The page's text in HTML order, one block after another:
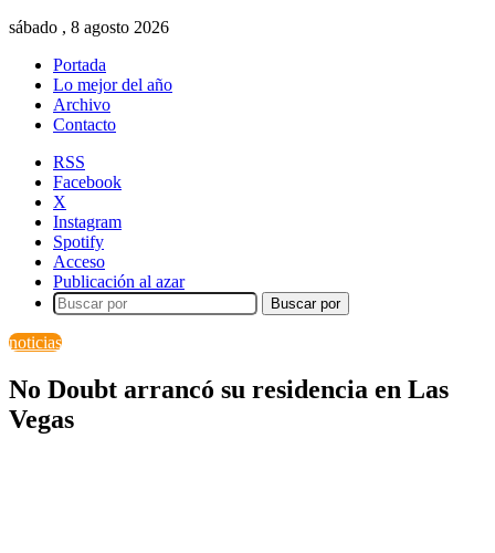
sábado , 8 agosto 2026
Portada
Lo mejor del año
Archivo
Contacto
RSS
Facebook
X
Instagram
Spotify
Acceso
Publicación al azar
Buscar por
noticias
No Doubt arrancó su residencia en Las
Vegas